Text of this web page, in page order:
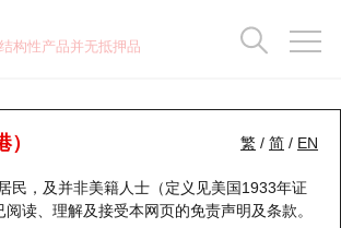
构性产品并无抵押品
繁 / 简 / EN
民，及并非美籍人士（定义见美国1933年证
阅读、理解及接受本网页的免责声明及条款。
比较